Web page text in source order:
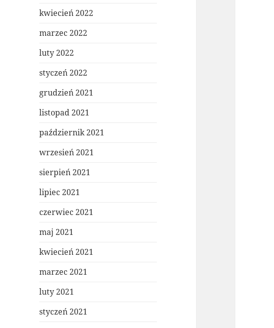
kwiecień 2022
marzec 2022
luty 2022
styczeń 2022
grudzień 2021
listopad 2021
październik 2021
wrzesień 2021
sierpień 2021
lipiec 2021
czerwiec 2021
maj 2021
kwiecień 2021
marzec 2021
luty 2021
styczeń 2021